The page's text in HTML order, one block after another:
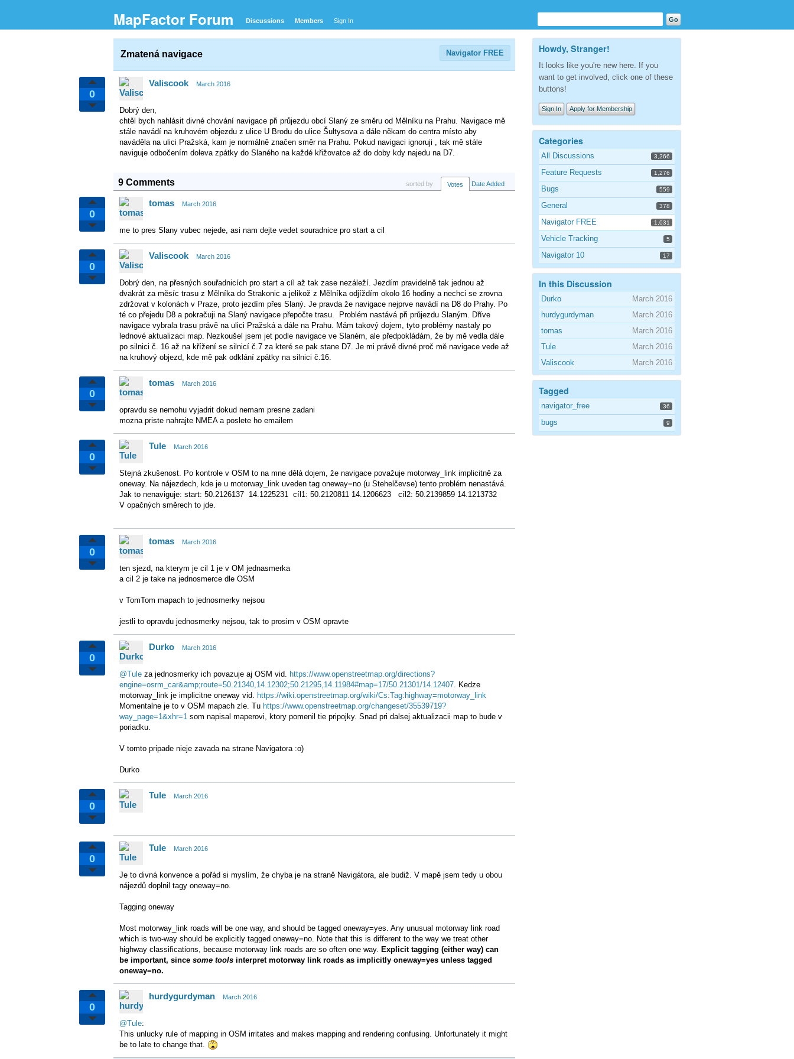
MapFactor Forum Discussions Members Sign In
Navigator FREE
Zmatená navigace
0
Valiscook March 2016
Dobrý den,
chtěl bych nahlásit divné chování navigace při průjezdu obcí Slaný ze směru od Mělníku na Prahu. Navigace mě
stále navádí na kruhovém objezdu z ulice U Brodu do ulice Šultysova a dále někam do centra místo aby
naváděla na ulici Pražská, kam je normálně značen směr na Prahu. Pokud navigaci ignoruji , tak mě stále
naviguje odbočením doleva zpátky do Slaného na každé křižovatce až do doby kdy najedu na D7.
9 Comments sorted by Votes Date Added
0
tomas March 2016
me to pres Slany vubec nejede, asi nam dejte vedet souradnice pro start a cil
0
Valiscook March 2016
Dobrý den, na přesných souřadnicích pro start a cíl až tak zase nezáleží. Jezdím pravidelně tak jednou až
dvakrát za měsíc trasu z Mělníka do Strakonic a jelikož z Mělníka odjíždím okolo 16 hodiny a nechci se zrovna
zdržovat v kolonách v Praze, proto jezdím přes Slaný. Je pravda že navigace nejprve navádí na D8 do Prahy. Po
té co přejedu D8 a pokračuji na Slaný navigace přepočte trasu. Problém nastává při průjezdu Slaným. Dříve
navigace vybrala trasu právě na ulici Pražská a dále na Prahu. Mám takový dojem, tyto problémy nastaly po
lednové aktualizaci map. Nezkoušel jsem jet podle navigace ve Slaném, ale předpokládám, že by mě vedla dále
po silnici č. 16 až na křížení se silnicí č.7 za které se pak stane D7. Je mi právě divné proč mě navigace vede až
na kruhový objezd, kde mě pak odklání zpátky na silnici č.16.
0
tomas March 2016
opravdu se nemohu vyjadrit dokud nemam presne zadani
mozna priste nahrajte NMEA a poslete ho emailem
0
Tule March 2016
Stejná zkušenost. Po kontrole v OSM to na mne dělá dojem, že navigace považuje motorway_link implicitně za
oneway. Na nájezdech, kde je u motorway_link uveden tag oneway=no (u Stehelčevse) tento problém nenastává.
Jak to nenaviguje: start: 50.2126137 14.1225231 cíl1: 50.2120811 14.1206623 cíl2: 50.2139859 14.1213732
V opačných směrech to jde.
0
tomas March 2016
ten sjezd, na kterym je cil 1 je v OM jednasmerka
a cil 2 je take na jednosmerce dle OSM
v TomTom mapach to jednosmerky nejsou
jestli to opravdu jednosmerky nejsou, tak to prosim v OSM opravte
0
Durko March 2016
@Tule za jednosmerky ich povazuje aj OSM vid. https://www.openstreetmap.org/directions?
engine=osrm_car&amp;route=50.21340,14.12302;50.21295,14.11984#map=17/50.21301/14.12407. Kedze
motorway_link je implicitne oneway vid. https://wiki.openstreetmap.org/wiki/Cs:Tag:highway=motorway_link
Momentalne je to v OSM mapach zle. Tu https://www.openstreetmap.org/changeset/35539719?
way_page=1&xhr=1 som napisal maperovi, ktory pomenil tie pripojky. Snad pri dalsej aktualizacii map to bude v
poriadku.
V tomto pripade nieje zavada na strane Navigatora :o)
Durko
0
Tule March 2016
0
Tule March 2016
Je to divná konvence a pořád si myslím, že chyba je na straně Navigátora, ale budiž. V mapě jsem tedy u obou
nájezdů doplnil tagy oneway=no.
Tagging oneway
Most motorway_link roads will be one way, and should be tagged oneway=yes. Any unusual motorway link road
which is two-way should be explicitly tagged oneway=no. Note that this is different to the way we treat other
highway classifications, because motorway link roads are so often one way. Explicit tagging (either way) can
be important, since some tools interpret motorway link roads as implicitly oneway=yes unless tagged
oneway=no.
0
hurdygurdyman March 2016
@Tule:
This unlucky rule of mapping in OSM irritates and makes mapping and rendering confusing. Unfortunately it might
be to late to change that.
Howdy, Stranger!
It looks like you're new here. If you
want to get involved, click one of these
buttons!
Sign In Apply for Membership
Categories
All Discussions 3,266
Feature Requests 1,276
Bugs 559
General 378
Navigator FREE 1,031
Vehicle Tracking 5
Navigator 10 17
In this Discussion
Durko
March 2016
hurdygurdyman
March 2016
tomas
March 2016
Tule
March 2016
Valiscook
March 2016
Tagged
navigator_free 36
bugs 9